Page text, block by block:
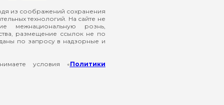
из соображений сохранения
технологий. На сайте не
межнациональную рознь,
размещение ссылок не по
по запросу в надзорные и
условия «Политики